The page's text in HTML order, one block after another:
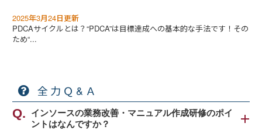
2025年3月24日更新
PDCAサイクルとは？“PDCA”は目標達成への基本的な手法です！その
ため“...
全力Ｑ&Ａ
インソースの業務改善・マニュアル作成研修のポイ
ントはなんですか？